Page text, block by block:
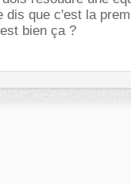
dis que c'est la
bien ça ?